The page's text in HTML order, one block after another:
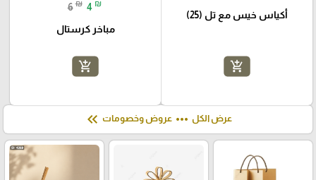
أكياس خيس مع تل (25)
add_shopping_cart
6 ₪ 4 ₪
مباخر كرستال
add_shopping_cart
عرض الكل more_horiz عروض وخصومات keyboard_double_arrow_left